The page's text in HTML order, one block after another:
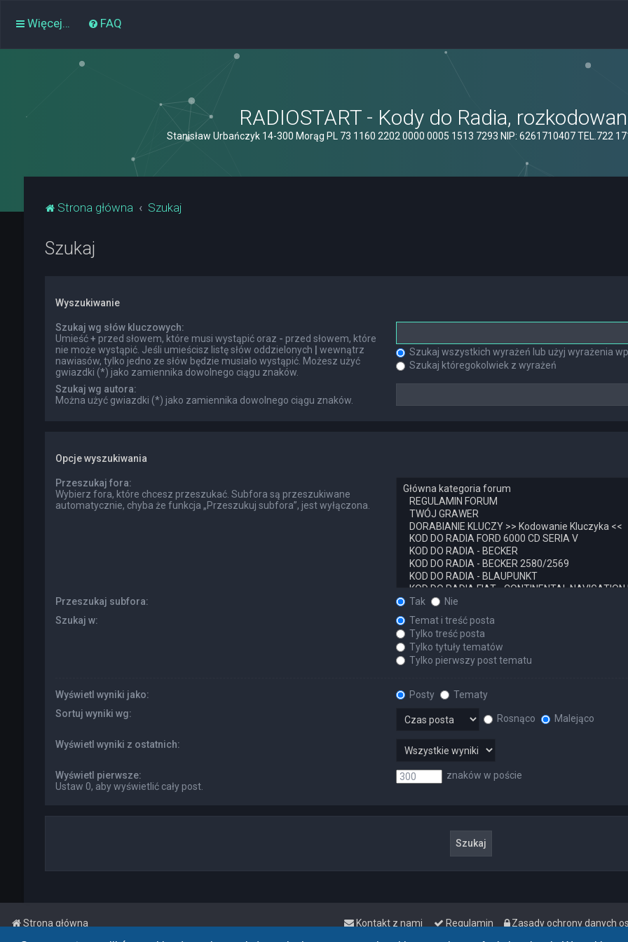
Więcej… FAQ
RADIOSTART - Kody do Radia,
Stanisław Urbańczyk 14-300 Morąg PL 73 1160 2202 0000 0005 1513 7293 NIP: 6261710407 TEL.722
Strona główna Szukaj
Szukaj
Wyszukiwanie
Szukaj wg słów kluczowych:
Umieść+ przed słowem, które musi wystąpić oraz - przed słowem, które
nie może wystąpić. Jeśli umieścisz listę słów oddzielonych
wewnątrz
nawiasów, tylko jedno ze słów będzie musiało wystąpić. Możesz użyć
gwiazdki (*) jako zamiennika dowolnego ciągu znaków.
Szukaj wszystkich wyrażeń lub użyj wyrażenia
Szukaj któregokolwiek z wyrażeń
Szukaj wg autora:
Można użyć gwiazdki (*) jako zamiennika dowolnego ciągu znaków.
Opcje wyszukiwania
Przeszukaj fora:
Wybierz fora, które chcesz przeszukać. Subfora są przeszukiwane
automatycznie, chyba że funkcja „Przeszukuj subfora”, jest wyłączona.
Przeszukaj subfora: Tak
Nie
Szukaj w:
Temat i treść posta
Tylko treść posta
Tylko tytuły tematów
Tylko pierwszy post tematu
Wyświetl wyniki jako: Posty
Tematy
Sortuj wyniki wg:
Rosnąco Malejąco
Wyświetl wyniki z ostatnich:
Wyświetl pierwsze:
Ustaw 0, aby wyświetlić cały post.
znaków w poście
Strona główna Zasady ochrony danych
Regulamin
Kontakt z nami